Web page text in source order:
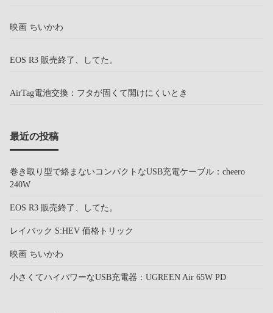
映画 ちいかわ
EOS R3 販売終了、してた。
AirTag電池交換：フタが固くて開けにくいとき
最近の投稿
巻き取り型で絡まないコンパクトなUSB充電ケーブル：cheero
240W
EOS R3 販売終了、してた。
レイバック S:HEV 価格トリック
映画 ちいかわ
小さくてハイパワーなUSB充電器：UGREEN Air 65W PD